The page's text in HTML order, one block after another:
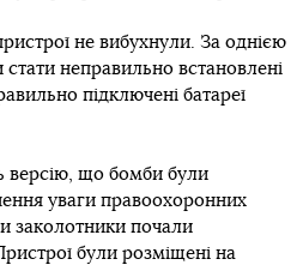
не вибухнули. За однією
неправильно встановлені
підключені батареї
версію, що бомби були
уваги правоохоронних
заколотники почали
були розміщені на